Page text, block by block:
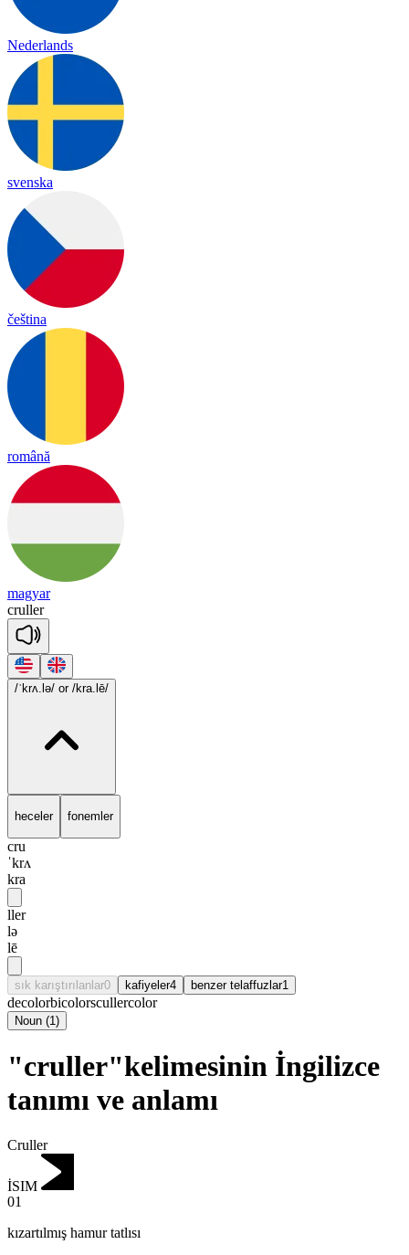
Nederlands
svenska
čeština
română
magyar
cruller
/ˈkrʌ.lə/ or /kra.lē/
heceler fonemler
cru
ˈkrʌ
kra
ller
lə
lē
sık karıştırılanlar0 kafiyeler4 benzer telaffuzlar1
decolorbicolorscullercolor
Noun (1)
"cruller"kelimesinin İngilizce
tanımı ve anlamı
Cruller
İSIM
01
kızartılmış hamur tatlısı